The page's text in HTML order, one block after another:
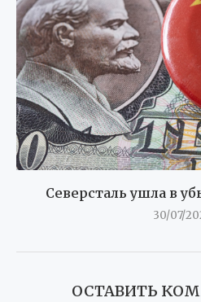
Северсталь ушла в
30/07/
ОСТАВИТЬ